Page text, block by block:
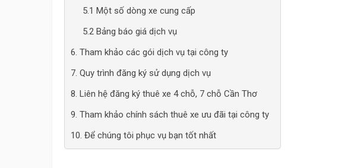
5.1 Một số dòng xe cung cấp
5.2 Bảng báo giá dịch vụ
6. Tham khảo các gói dịch vụ tại công ty
7. Quy trình đăng ký sử dụng dịch vụ
8. Liên hệ đăng ký thuê xe 4 chỗ, 7 chỗ Cần Thơ
9. Tham khảo chính sách thuê xe ưu đãi tại công ty
10. Để chúng tôi phục vụ bạn tốt nhất